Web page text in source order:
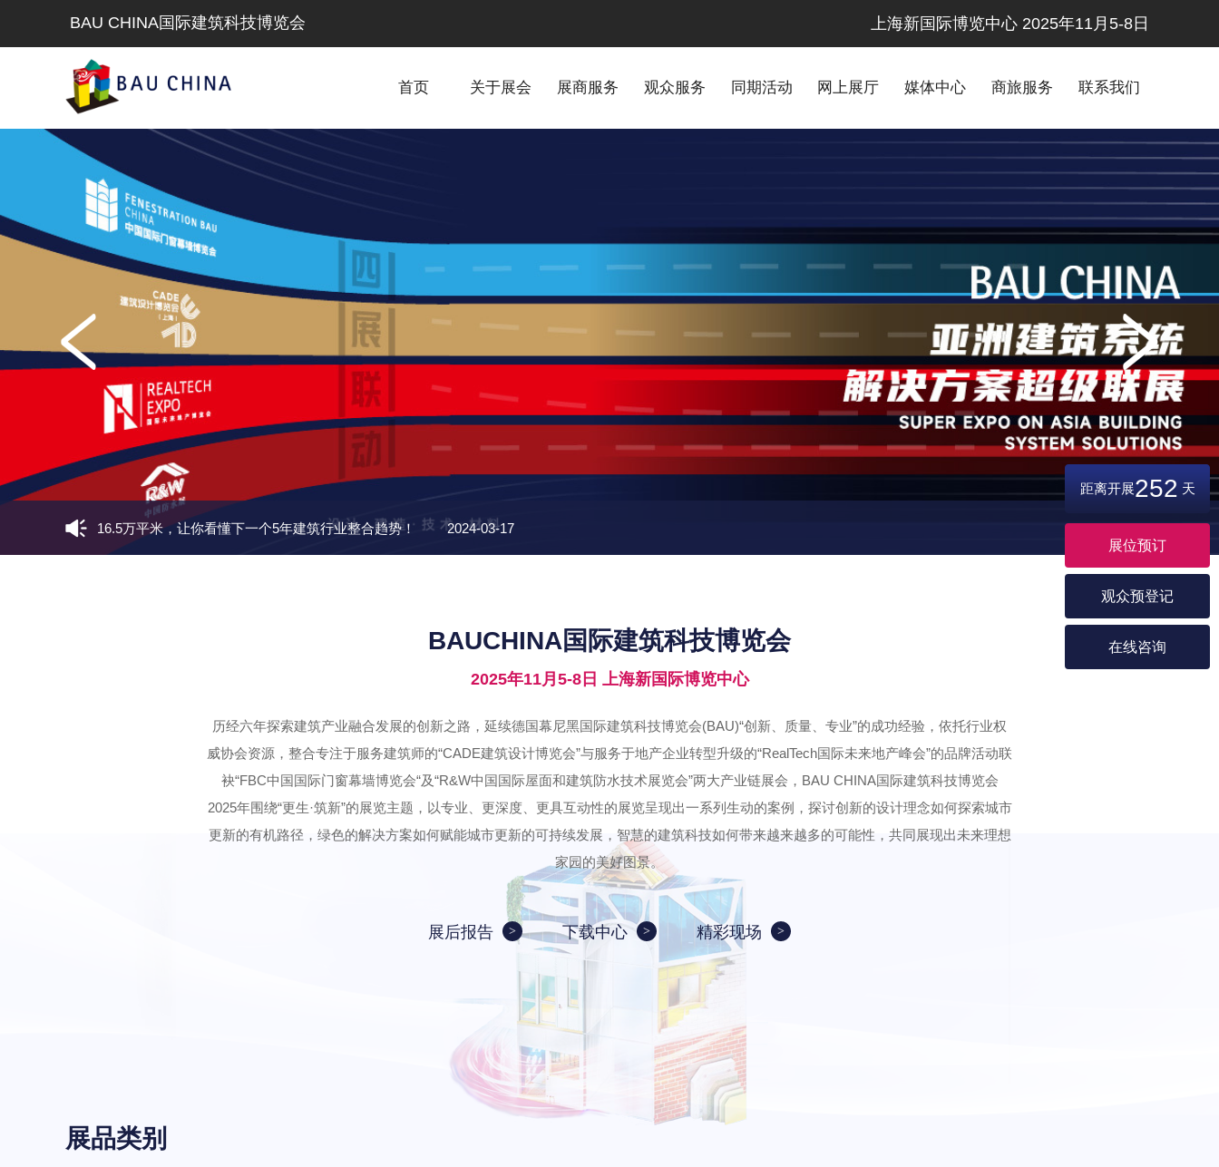
BAU CHINA国际建筑科技博览会 上海新国际博览中心 2025年11月5-8日
首页 关于展会 展商服务 观众服务 同期活动 网上展厅 媒体中心 商旅服务 联系我们
距离开展252 天
展位预订
观众预登记
在线咨询
16.5万平米，让你看懂下一个5年建筑行业整合趋势！ 2024-03-17
2024-03-12
FBC2023中国国际门窗幕墙博览会现场气氛热烈充满活力 2023-08-10
BAUCHINA国际建筑科技博览会
2025年11月5-8日 上海新国际博览中心
历经六年探索建筑产业融合发展的创新之路，延续德国幕尼黑国际建筑科技博览会(BAU)“创新、质量、专业”的成功经验，依托行业权
威协会资源，整合专注于服务建筑师的“CADE建筑设计博览会”与服务于地产企业转型升级的“RealTech国际未来地产峰会”的品牌活动联
袂“FBC中国国际门窗幕墙博览会“及“R&W中国国际屋面和建筑防水技术展览会”两大产业链展会，BAU CHINA国际建筑科技博览会
2025年围绕“更生·筑新”的展览主题，以专业、更深度、更具互动性的展览呈现出一系列生动的案例，探讨创新的设计理念如何探索城市
更新的有机路径，绿色的解决方案如何赋能城市更新的可持续发展，智慧的建筑科技如何带来越来越多的可能性，共同展现出未来理想
家园的美好图景。
展后报告 下载中心 精彩现场
展品类别